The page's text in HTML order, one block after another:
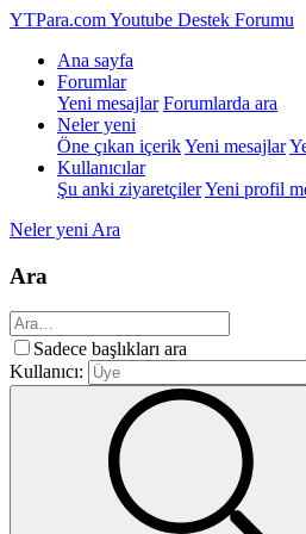
YTPara.comYoutube Destek Forumu
Ana sayfa
Forumlar
Yeni mesajlar Forumlarda ara
Neler yeni
Öne çıkan içerikYeni mesajlar
Kullanıcılar
Şu anki ziyaretçilerYeni profil
Neler yeni Ara
Ara
Sadece başlıkları ara
Kullanıcı: